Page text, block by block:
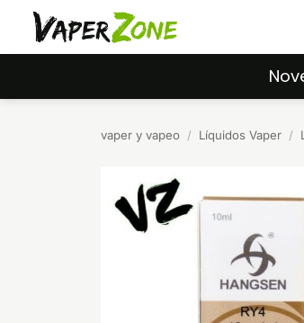
Saltar
contenido
vaper y vapeo / Líquidos Vaper /